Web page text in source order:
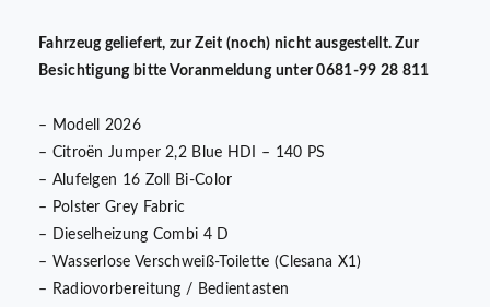
Fahrzeug geliefert, zur Zeit (noch) nicht ausgestellt. Zur
Besichtigung bitte Voranmeldung unter 0681-99 28 811
– Modell 2026
– Citroën Jumper 2,2 Blue HDI – 140 PS
– Alufelgen 16 Zoll Bi-Color
– Polster Grey Fabric
– Dieselheizung Combi 4 D
– Wasserlose Verschweiß-Toilette (Clesana X1)
– Radiovorbereitung / Bedientasten